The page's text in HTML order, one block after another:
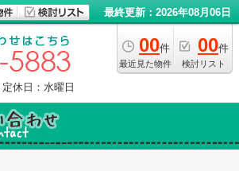
最終更新：2026年08月06日
00件
最近見た物件
00件
検討リスト
定休日：水曜日